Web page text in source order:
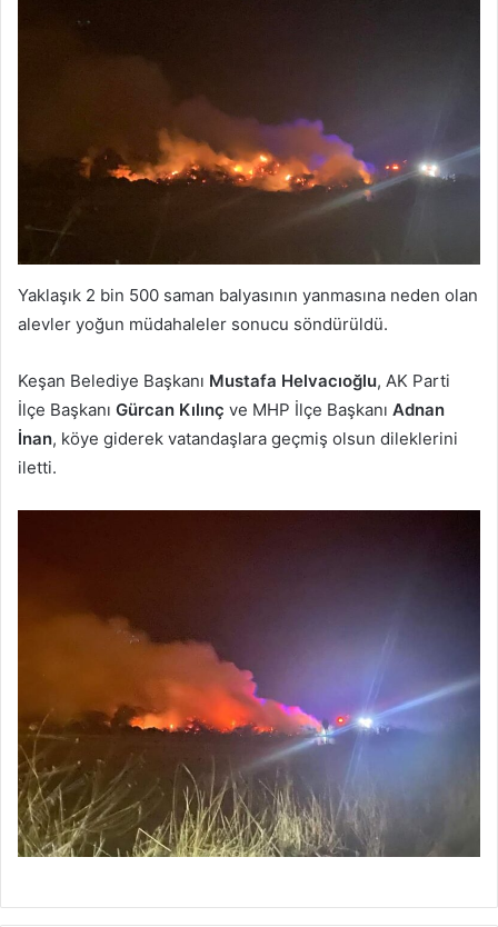
Yaklaşık 2 bin 500 saman balyasının yanmasına neden olan
alevler yoğun müdahaleler sonucu söndürüldü.
Keşan Belediye Başkanı Mustafa Helvacıoğlu, AK Parti
İlçe Başkanı Gürcan Kılınç ve MHP İlçe Başkanı Adnan
İnan, köye giderek vatandaşlara geçmiş olsun dileklerini
iletti.